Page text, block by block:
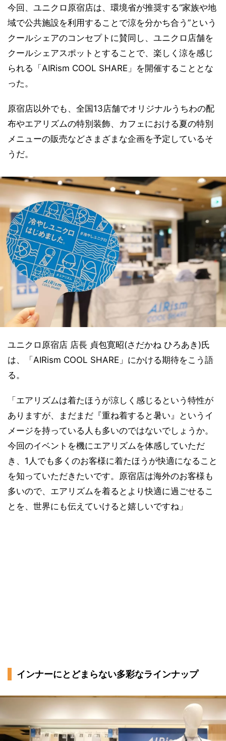
今回、ユニクロ原宿店は、環境省が推奨する“家族や地
域で公共施設を利用することで涼を分かち合う”という
クールシェアのコンセプトに賛同し、ユニクロ店舗を
クールシェアスポットとすることで、楽しく涼を感じ
られる「AIRism COOL SHARE」を開催することとな
った。
原宿店以外でも、全国13店舗でオリジナルうちわの配
布やエアリズムの特別装飾、カフェにおける夏の特別
メニューの販売などさまざまな企画を予定しているそ
うだ。
ユニクロ原宿店 店長 貞包寛昭(さだかね ひろあき)氏
は、「AIRism COOL SHARE」にかける期待をこう語
る。
「エアリズムは着たほうが涼しく感じるという特性が
ありますが、まだまだ『重ね着すると暑い』というイ
メージを持っている人も多いのではないでしょうか。
今回のイベントを機にエアリズムを体感していただ
き、1人でも多くのお客様に着たほうが快適になること
を知っていただきたいです。原宿店は海外のお客様も
多いので、エアリズムを着るとより快適に過ごせるこ
とを、世界にも伝えていけると嬉しいですね」
インナーにとどまらない多彩なラインナップ